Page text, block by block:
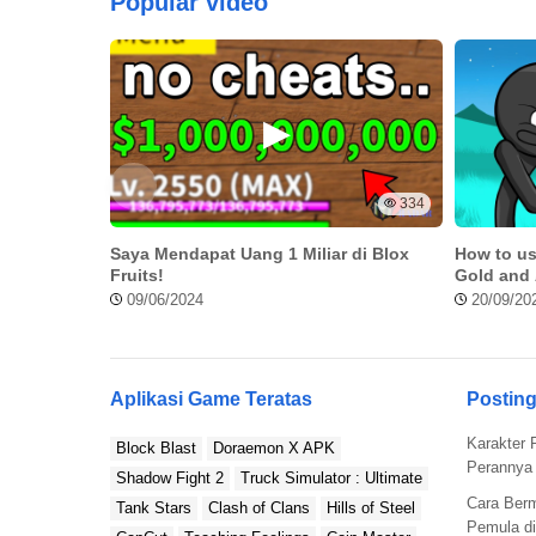
Waduh, kenapa harus dihapus? Gak sengaja kah?
Walaupun pesan yang udah terhapus gak bisa
www.facebook.com.
Masuk ke Pengaturan
334
Saya Mendapat Uang 1 Miliar di Blox
Fruits!
09/06/2024
How to
Gold and
20/09/
Aplikasi Game Teratas
Block Blast
Doraemon X APK
Shadow Fight 2
Truck Simulator : Ultimate
Tank Stars
Clash of Clans
Hills of Steel
Karakter
Cara
Pemula